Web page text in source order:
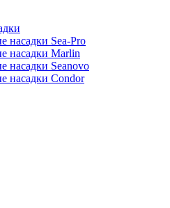
насадки Sea-Pro
насадки Marlin
насадки Seanovo
насадки Condor